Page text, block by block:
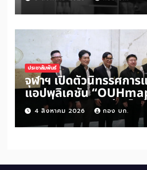
ประชาสัมพันธ์
จุฬาฯ เปิดตัวนิทรรศการ
แอปพลิเคชัน
ระยะที่ 2 ปักหมุดย่านไชน่
บรรทัดทอง–สามย่าน เชื่
มรดกเมืองสามัญด้าน “อ
4 สิงหาคม 2026 กอง บก.